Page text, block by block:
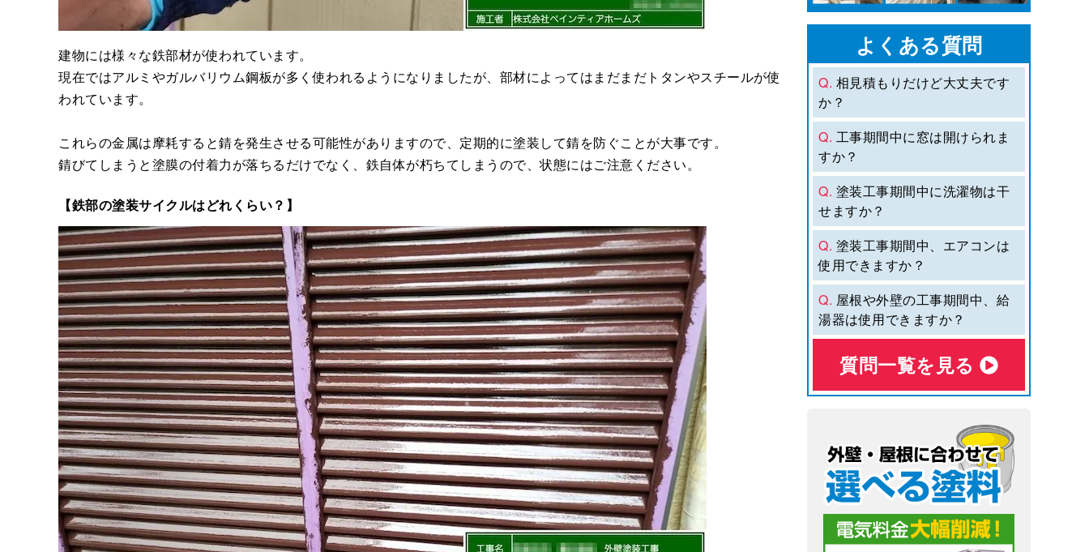
建物には様々な鉄部材が使われています。
現在ではアルミやガルバリウム鋼板が多く使われるようになりましたが、部材によってはまだまだトタンやスチールが使
われています。
これらの金属は摩耗すると錆を発生させる可能性がありますので、定期的に塗装して錆を防ぐことが大事です。
錆びてしまうと塗膜の付着力が落ちるだけでなく、鉄自体が朽ちてしまうので、状態にはご注意ください。
【鉄部の塗装サイクルはどれくらい？】
よくある質問
Q. 相見積もりだけど大丈夫です
か？
Q. 工事期間中に窓は開けられま
すか？
Q. 塗装工事期間中に洗濯物は干
せますか？
Q. 塗装工事期間中、エアコンは
使用できますか？
Q. 屋根や外壁の工事期間中、給
湯器は使用できますか？
質問⼀覧を⾒る